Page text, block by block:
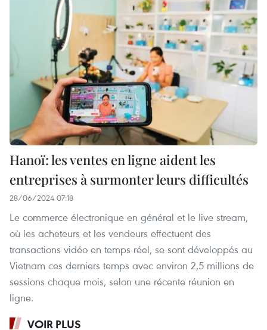
Hanoï: les ventes en ligne aident les
entreprises à surmonter leurs difficultés
28/06/2024 07:18
Le commerce électronique en général et le live stream,
où les acheteurs et les vendeurs effectuent des
transactions vidéo en temps réel, se sont développés au
Vietnam ces derniers temps avec environ 2,5 millions de
sessions chaque mois, selon une récente réunion en
ligne.
VOIR PLUS